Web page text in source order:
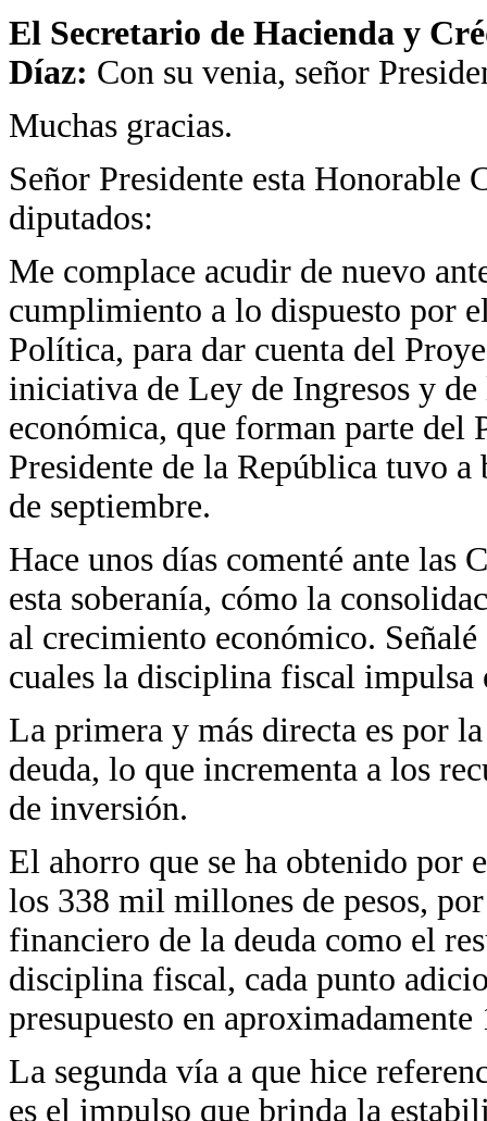
El Secretario de Hacienda y
Díaz: Con su venia, señor
Muchas gracias.
Señor Presidente esta Honorable
diputados:
Me complace acudir de nuevo
cumplimiento a lo dispuesto por
Política, para dar cuenta del
iniciativa de Ley de Ingresos y
económica, que forman parte del
Presidente de la República tuvo a
de septiembre.
Hace unos días comenté ante las
esta soberanía, cómo la
al crecimiento económico. Señalé
cuales la disciplina fiscal impulsa
La primera y más directa es por
deuda, lo que incrementa a los
de inversión.
El ahorro que se ha obtenido por
los 338 mil millones de pesos,
financiero de la deuda como el
disciplina fiscal, cada punto
presupuesto en
La segunda vía a que hice
es el impulso que brinda la